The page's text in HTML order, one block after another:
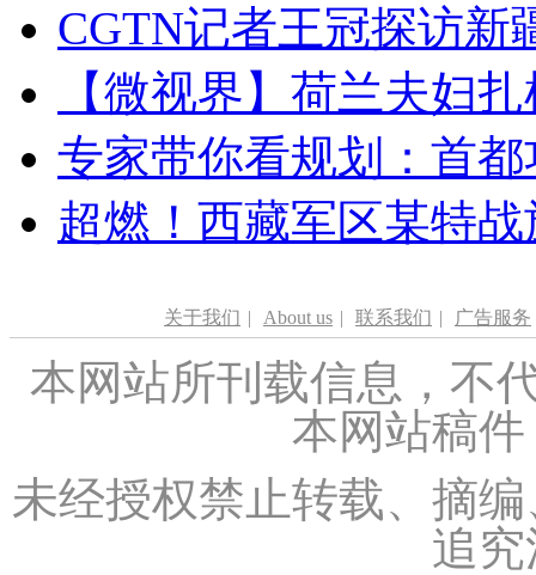
CGTN记者王冠探访新
【微视界】荷兰夫妇
专家带你看规划：首
超燃！西藏军区某特
关于我们 | About us | 联系我们 | 广告服务
本网站所刊载信息，不
本网站稿
未经授权禁止转载、摘
追